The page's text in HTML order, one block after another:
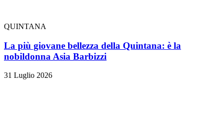
QUINTANA
La più giovane bellezza della Quintana: è la
nobildonna Asia Barbizzi
31 Luglio 2026